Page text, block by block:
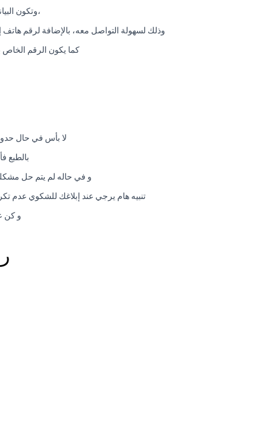
،وتكون
وذلك لسهولة التواصل معه، بالإضافة لرقم هاتف
كما يكون الرقم الخاص
لا بأس في حال
بالطبع
و في حاله لم يتم حل مشكلتك في خلال 48 ساعة يتم نقل الشكوي فوراً للمدير العام. و
تنبيه هام يرجي عند إبلاغك للشكوي عدم تكرار الشكوي في خلال مده الحل و هي 48
و كن